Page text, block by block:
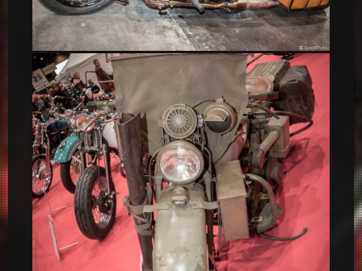
Moto-24